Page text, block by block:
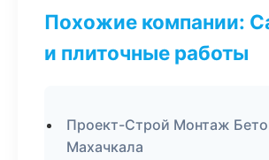
Похожие компании:
и плиточные работы
Проект-Строй Монтаж
Махачкала